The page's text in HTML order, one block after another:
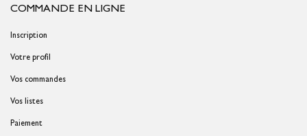
COMMANDE EN LIGNE
Inscription
Votre profil
Vos commandes
Vos listes
Paiement